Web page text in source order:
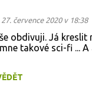
27. července 2020 v 18:38
obdivuji. Já kreslit
takové sci-fi ... A